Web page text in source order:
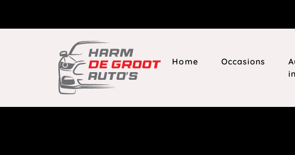
Home Occasions